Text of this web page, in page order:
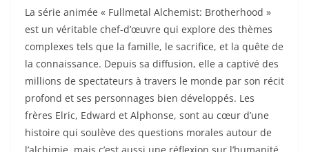
La série animée « Fullmetal Alchemist: Brotherhood »
est un véritable chef-d’œuvre qui explore des thèmes
complexes tels que la famille, le sacrifice, et la quête de
la connaissance. Depuis sa diffusion, elle a captivé des
millions de spectateurs à travers le monde par son récit
profond et ses personnages bien développés. Les
frères Elric, Edward et Alphonse, sont au cœur d’une
histoire qui soulève des questions morales autour de
l’alchimie, mais c’est aussi une réflexion sur l’humanité